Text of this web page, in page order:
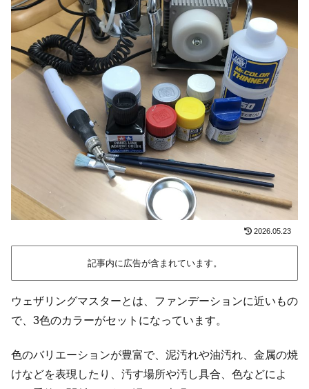
2026.05.23
記事内に広告が含まれています。
ウェザリングマスターとは、ファンデーションに近いもの
で、3色のカラーがセットになっています。
色のバリエーションが豊富で、泥汚れや油汚れ、金属の焼
けなどを表現したり、汚す場所や汚し具合、色などによ